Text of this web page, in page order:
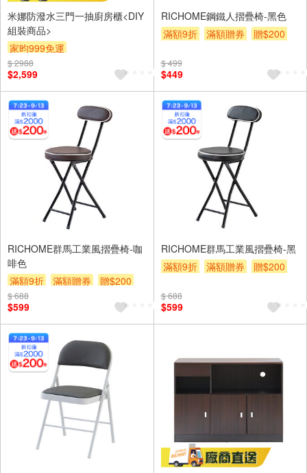
米娜防潑水三門一抽廚房櫃<DIY
組裝商品>
家昀999免運
$ 2988
$2,599
RICHOME鋼鐵人摺疊椅-黑色
滿額9折
滿額贈券 贈$200
$ 499
$449
RICHOME群馬工業風摺疊椅-咖
啡色
滿額9折
滿額贈券 贈$200
$ 688
$599
RICHOME群馬工業風摺疊椅-黑
滿額9折
滿額贈券 贈$200
$ 688
$599